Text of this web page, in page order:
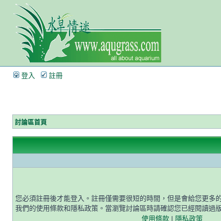
登入 註冊
討論區首頁
您必須註冊後才能登入。註冊僅需要很短的時間，但是會給您更多
我們的使用條款和隱私政策。當瀏覽討論區時請確認您已經閱讀過
使用條款| 隱私政策